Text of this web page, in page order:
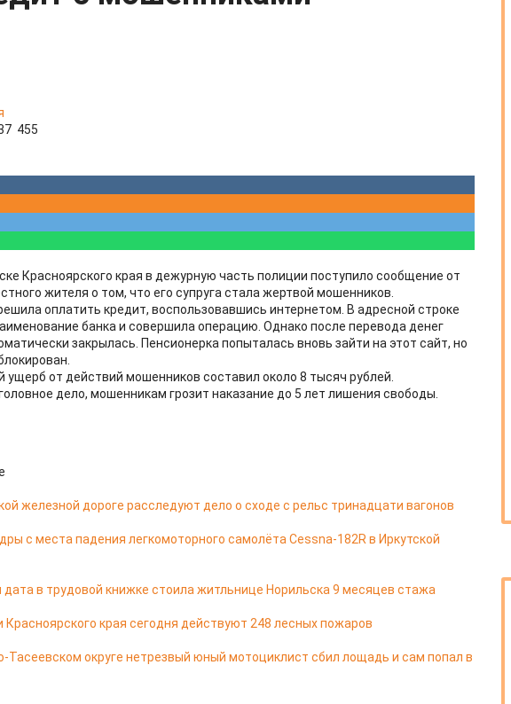
455
Красноярского края в дежурную часть полиции поступило сообщение от
жителя о том, что его супруга стала жертвой мошенников.
оплатить кредит, воспользовавшись интернетом. В адресной строке
банка и совершила операцию. Однако после перевода денег
закрылась. Пенсионерка попыталась вновь зайти на этот сайт, но
ущерб от действий мошенников составил около 8 тысяч рублей.
дело, мошенникам грозит наказание до 5 лет лишения свободы.
железной дороге расследуют дело о сходе с рельс тринадцати вагонов
с места падения легкомоторного самолёта Cessna-182R в Иркутской
дата в трудовой книжке стоила житльнице Норильска 9 месяцев стажа
Красноярского края сегодня действуют 248 лесных пожаров
Тасеевском округе нетрезвый юный мотоциклист сбил лощадь и сам попал в